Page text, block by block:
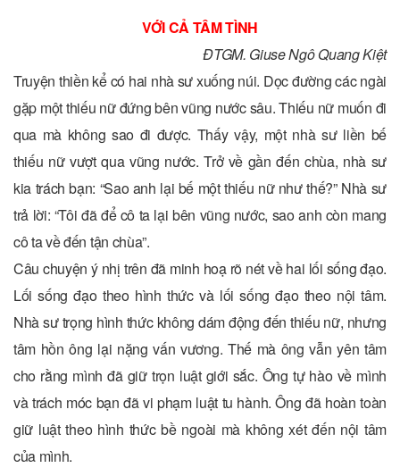
VỚI CẢ TÂM TÌNH
ĐTGM. Giuse Ngô Quang Kiệt
Truyện thiền kể có hai nhà sư xuống núi. Dọc đường các ngài
gặp một thiếu nữ đứng bên vũng nước sâu. Thiếu nữ muốn đi
qua mà không sao đi được. Thấy vậy, một nhà sư liền bế
thiếu nữ vượt qua vũng nước. Trở về gần đến chùa, nhà sư
kia trách bạn: “Sao anh lại bế một thiếu nữ như thế?” Nhà sư
trả lời: “Tôi đã để cô ta lại bên vũng nước, sao anh còn mang
cô ta về đến tận chùa”.
Câu chuyện ý nhị trên đã minh hoạ rõ nét về hai lối sống đạo.
Lối sống đạo theo hình thức và lối sống đạo theo nội tâm.
Nhà sư trọng hình thức không dám động đến thiếu nữ, nhưng
tâm hồn ông lại nặng vấn vương. Thế mà ông vẫn yên tâm
cho rằng mình đã giữ trọn luật giới sắc. Ông tự hào về mình
và trách móc bạn đã vi phạm luật tu hành. Ông đã hoàn toàn
giữ luật theo hình thức bề ngoài mà không xét đến nội tâm
của mình.